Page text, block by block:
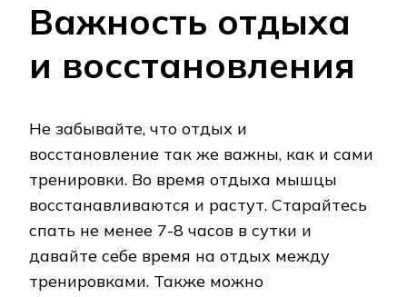
Важность отдыха
и восстановления
Не забывайте, что отдых и
восстановление так же важны, как и сами
тренировки. Во время отдыха мышцы
восстанавливаются и растут. Старайтесь
спать не менее 7-8 часов в сутки и
давайте себе время на отдых между
тренировками. Также можно